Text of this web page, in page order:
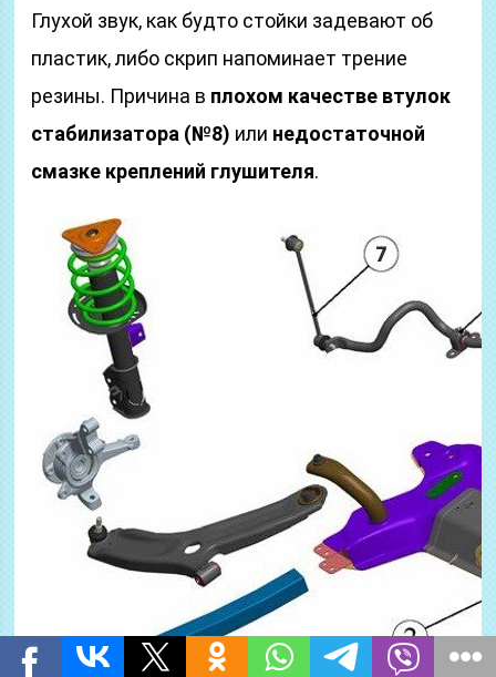
Глухой звук, как будто стойки задевают об
пластик, либо скрип напоминает трение
резины. Причина в плохом качестве втулок
стабилизатора (№8) или недостаточной
смазке креплений глушителя.